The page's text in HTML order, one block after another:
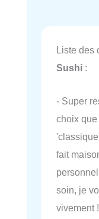
Liste des
Sushi :
- Super
choix
fait
soin, je
vivement